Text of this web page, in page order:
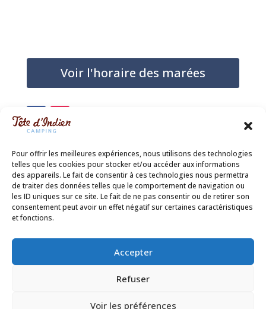
Pour offrir les meilleures expériences, nous utilisons des technologies
telles que les cookies pour stocker et/ou accéder aux informations
des appareils. Le fait de consentir à ces technologies nous permettra
de traiter des données telles que le comportement de navigation ou
les ID uniques sur ce site. Le fait de ne pas consentir ou de retirer son
consentement peut avoir un effet négatif sur certaines caractéristiques
et fonctions.
Accepter
Refuser
Voir les préférences
Voir l'horaire des marées
Politique de confidentialité